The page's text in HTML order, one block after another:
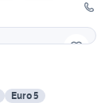
Euro 5